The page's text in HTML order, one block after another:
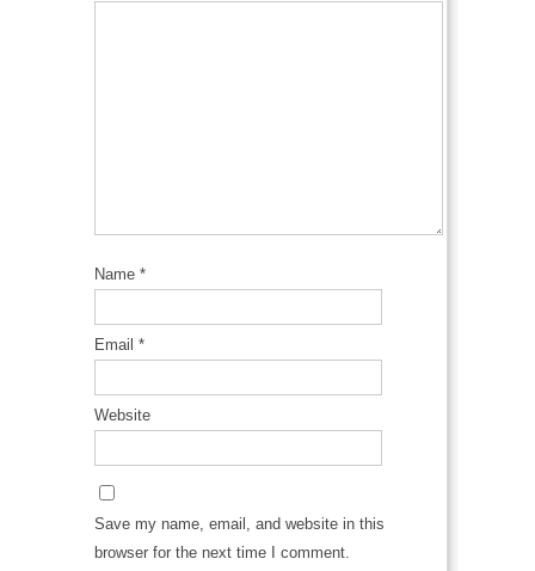
Name *
Email *
Website
Save my name, email, and website in this
browser for the next time I comment.